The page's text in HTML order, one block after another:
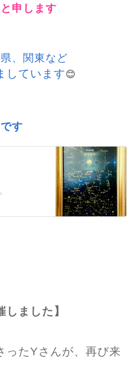
申します
、関東など
しています😊
す
しました】
ったYさんが、再び来